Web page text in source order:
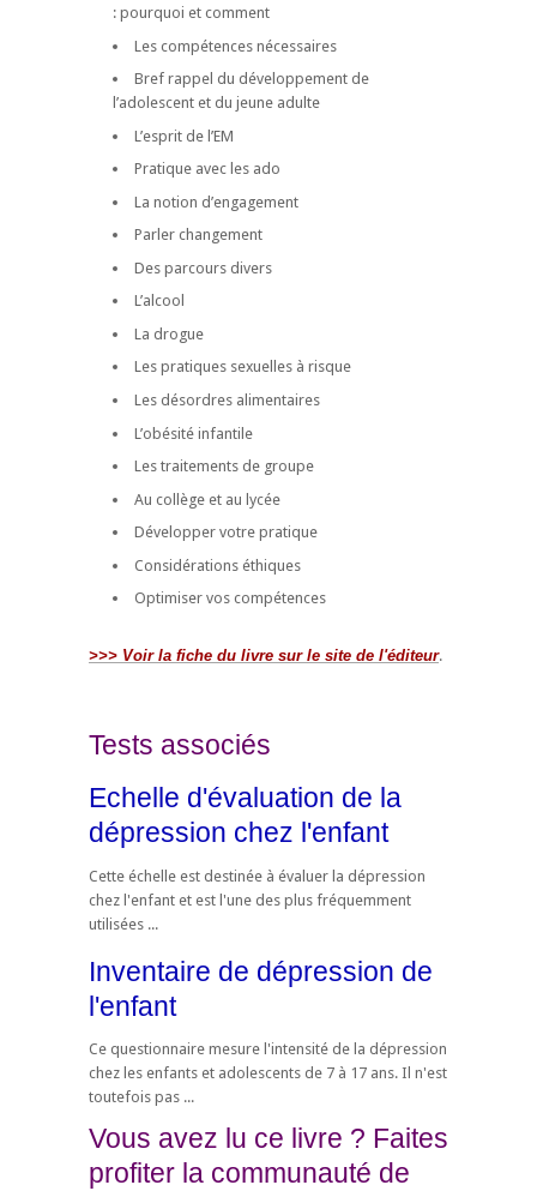
: pourquoi et comment
Les compétences nécessaires
Bref rappel du développement de
l’adolescent et du jeune adulte
L’esprit de l’EM
Pratique avec les ado
La notion d’engagement
Parler changement
Des parcours divers
L’alcool
La drogue
Les pratiques sexuelles à risque
Les désordres alimentaires
L’obésité infantile
Les traitements de groupe
Au collège et au lycée
Développer votre pratique
Considérations éthiques
Optimiser vos compétences
>>> Voir la fiche du livre sur le site de l'éditeur.
Tests associés
Echelle d'évaluation de la
dépression chez l'enfant
Cette échelle est destinée à évaluer la dépression
chez l'enfant et est l'une des plus fréquemment
utilisées ...
Inventaire de dépression de
l'enfant
Ce questionnaire mesure l'intensité de la dépression
chez les enfants et adolescents de 7 à 17 ans. Il n'est
toutefois pas ...
Vous avez lu ce livre ? Faites
profiter la communauté de